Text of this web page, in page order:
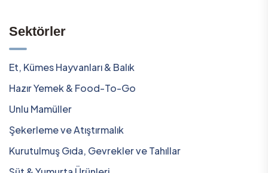
Sektörler
Et, Kümes Hayvanları & Balık
Hazır Yemek & Food-To-Go
Unlu Mamüller
Şekerleme ve Atıştırmalık
Kurutulmuş Gıda, Gevrekler ve Tahıllar